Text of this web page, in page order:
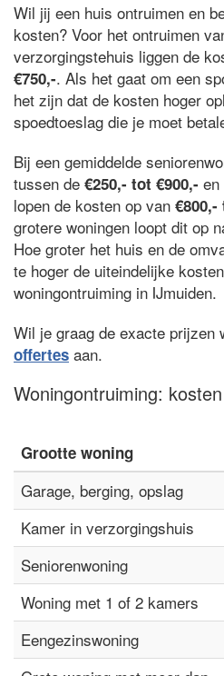
Wil jij een huis ontruimen en
kosten? Voor het ontruimen
verzorgingstehuis liggen de
€750,-. Als het gaat om een
het zijn dat de kosten hoger
spoedtoeslag die je moet
Bij een gemiddelde
tussen de €250,- tot €900,- en
lopen de kosten op van €800,-
grotere woningen loopt dit op
Hoe groter het huis en de
te hoger de uiteindelijke
woningontruiming in IJmuiden.
Wil je graag de exacte prijzen
offertes aan.
Woningontruiming:
Grootte woning
Garage, berging, opslag
Kamer in verzorgingshuis
Seniorenwoning
Woning met 1 of 2 kamers
Eengezinswoning